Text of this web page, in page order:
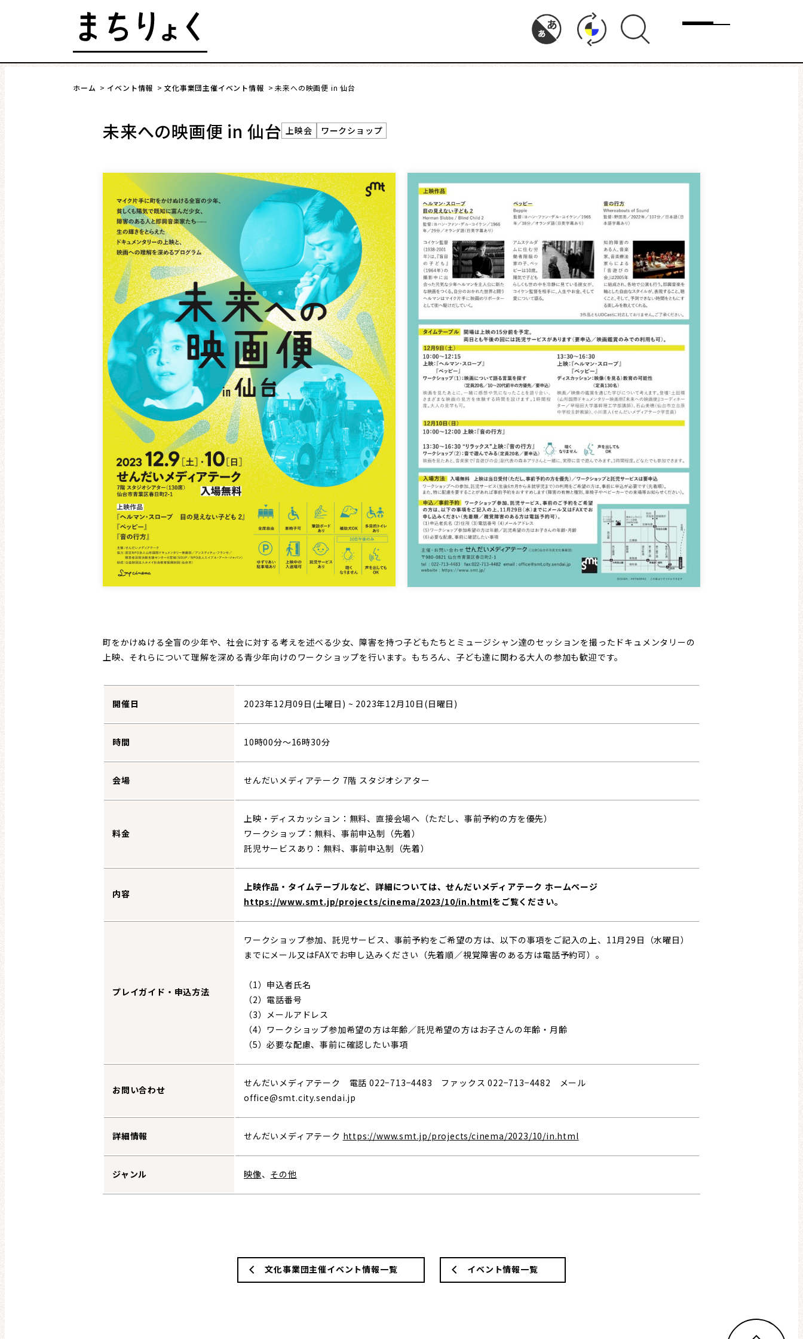
メニュー
まちを語る イベント情報 特集 インタビュー
ホーム
イベント情報 文化事業団主催イベント情報 未来への映画便 in 仙台
未来への映画便 in 仙台 上映会 ワークショップ
町をかけぬける全盲の少年や、社会に対する考えを述べる少女、障害を持つ子どもたちとミュージシャン達のセッションを撮ったドキュメンタリーの
上映、それらについて理解を深める青少年向けのワークショップを行います。もちろん、子ども達に関わる大人の参加も歓迎です。
開催日 2023年12月09日(土曜日) ~ 2023年12月10日(日曜日)
時間 10時00分〜16時30分
会場 せんだいメディアテーク 7階 スタジオシアター
料金
上映・ディスカッション：無料、直接会場へ（ただし、事前予約の方を優先）
ワークショップ：無料、事前申込制（先着）
託児サービスあり：無料、事前申込制（先着）
内容
上映作品・タイムテーブルなど、詳細については、せんだいメディアテーク ホームページ
https://www.smt.jp/projects/cinema/2023/10/in.htmlをご覧ください。
プレイガイド・申込方法
ワークショップ参加、託児サービス、事前予約をご希望の方は、以下の事項をご記入の上、11月29日（水曜日）
までにメール又はFAXでお申し込みください（先着順／視覚障害のある方は電話予約可）。
（1）申込者氏名
（2）電話番号
（3）メールアドレス
（4）ワークショップ参加希望の方は年齢／託児希望の方はお子さんの年齢・月齢
（5）必要な配慮、事前に確認したい事項
お問い合わせ
せんだいメディアテーク 電話 022−713−4483 ファックス 022−713−4482 メール
office@smt.city.sendai.jp
詳細情報 せんだいメディアテーク https://www.smt.jp/projects/cinema/2023/10/in.html
ジャンル 映像、 その他
文化事業団主催イベント情報一覧 イベント情報一覧